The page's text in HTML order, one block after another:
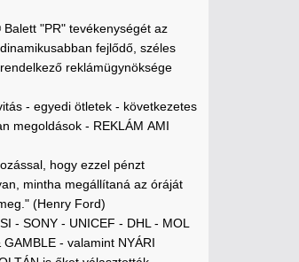
"PR" tevékenységét az
fejlődő, széles
reklámügynöksége
- egyedi ötletek - következetes
megoldások - REKLÁM AMI
hogy ezzel pénzt
mintha megállítaná az óráját
(Henry Ford)
- SONY - UNICEF - DHL - MOL
GAMBLE - valamint NYÁRI